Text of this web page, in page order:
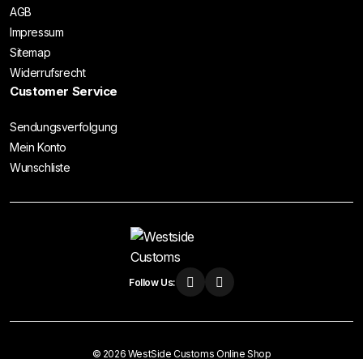
AGB
Impressum
Sitemap
Widerrufsrecht
Customer Service
Sendungsverfolgung
Mein Konto
Wunschliste
Follow Us:
© 2026 WestSide Customs Online Shop